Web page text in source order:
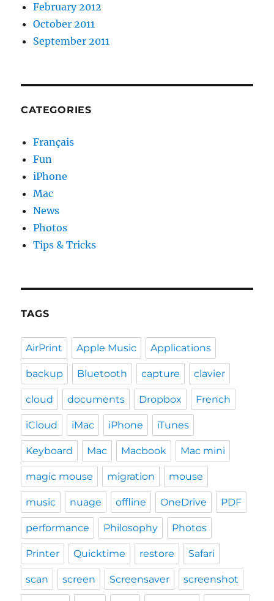
February 2012
October 2011
September 2011
CATEGORIES
Français
Fun
iPhone
Mac
News
Photos
Tips & Tricks
TAGS
AirPrint Apple Music Applications
backup Bluetooth capture clavier
cloud documents Dropbox French
iCloud iMac iPhone iTunes
Keyboard Mac Macbook Mac mini
magic mouse migration mouse
music nuage offline OneDrive PDF
performance Philosophy Photos
Printer Quicktime restore Safari
scan screen Screensaver screenshot